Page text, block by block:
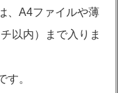
、A4ファイルや薄
以内）まで入りま
す。